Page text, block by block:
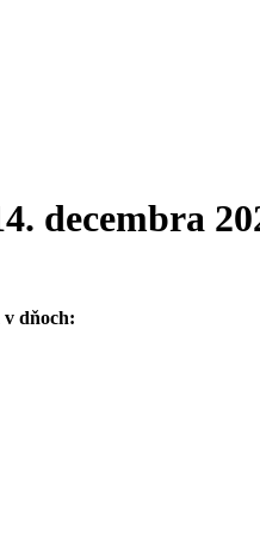
decembra
dňoch: